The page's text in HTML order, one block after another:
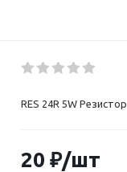
RES 24R 5W Резистор
20 ₽/шт